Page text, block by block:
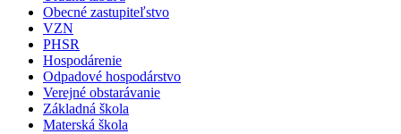
Obecné zastupiteľstvo
VZN
PHSR
Hospodárenie
Odpadové hospodárstvo
Verejné obstarávanie
Základná škola
Materská škola